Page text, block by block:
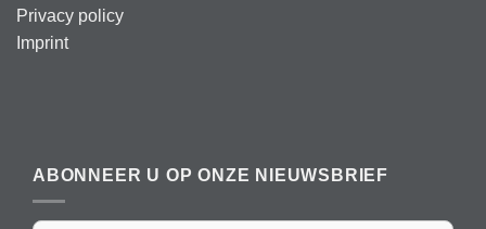
Privacy policy
Imprint
ABONNEER U OP ONZE NIEUWSBRIEF